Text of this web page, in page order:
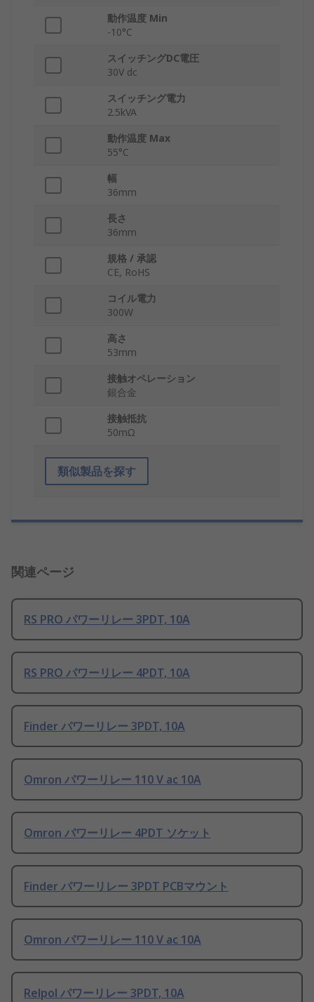
動作温度 Min
-10°C
スイッチングDC電圧
30V dc
スイッチング電力
2.5kVA
動作温度 Max
55°C
幅
36mm
長さ
36mm
規格 / 承認
CE, RoHS
コイル電力
300W
高さ
53mm
接触オペレーション
銀合金
接触抵抗
50mΩ
類似製品を探す
関連ページ
RS PRO パワーリレー 3PDT, 10A
RS PRO パワーリレー 4PDT, 10A
Finder パワーリレー 3PDT, 10A
Omron パワーリレー 110 V ac 10A
Omron パワーリレー 4PDT ソケット
Finder パワーリレー 3PDT PCBマウント
Omron パワーリレー 110 V ac 10A
Relpol パワーリレー 3PDT, 10A